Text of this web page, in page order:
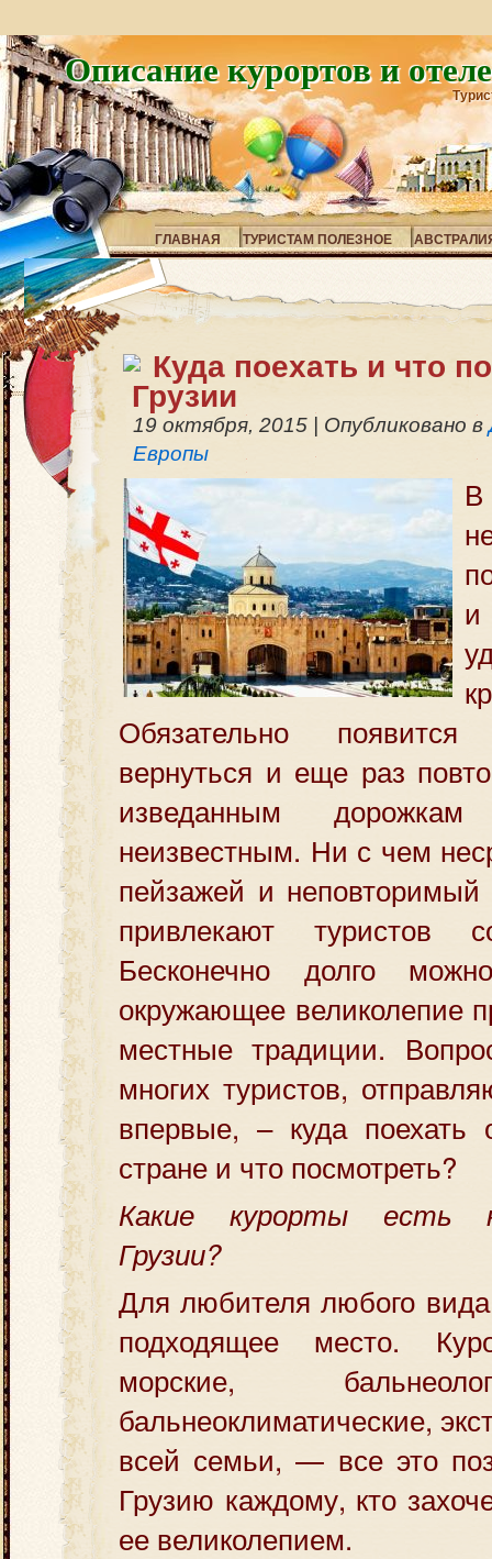
Описание курортов и
ГЛАВНАЯ ТУРИСТАМ ПОЛЕЗНОЕ
Куда поехать и что
Грузии
19 октября, 2015 Опубликовано в
Европы
Обязательно
вернуться и еще раз
изведанным
неизвестным. Ни с чем
пейзажей и
привлекают туристов
Бесконечно долго
окружающее великолепие
местные традиции.
многих туристов,
впервые, – куда поехать
стране и что посмотреть?
Какие курорты есть
Грузии?
Для любителя любого
подходящее место.
морские,
бальнеоклиматические,
всей семьи, — все это
Грузию каждому, кто
ее великолепием.